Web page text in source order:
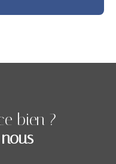
bien ?